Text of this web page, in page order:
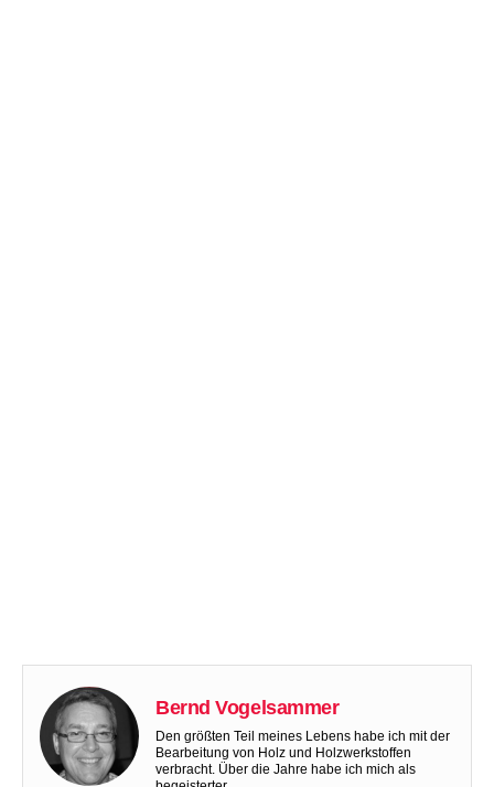
Bernd Vogelsammer
Den größten Teil meines Lebens habe ich mit der
Bearbeitung von Holz und Holzwerkstoffen
verbracht. Über die Jahre habe ich mich als